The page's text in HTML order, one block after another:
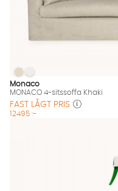
MONACO 4-sitssoffa
MONACO 4-sitssoffa Khaki
MONACO 4-sitssoffa Khaki
Monaco
MONACO 4-sitssoffa Khaki
FAST LÅGT PRIS
12495 :-